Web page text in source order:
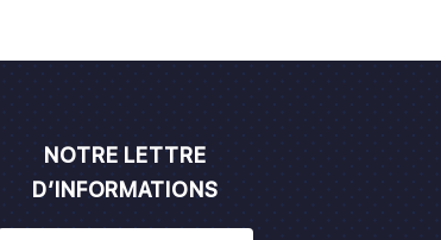
NOTRE LETTRE
D’INFORMATIONS